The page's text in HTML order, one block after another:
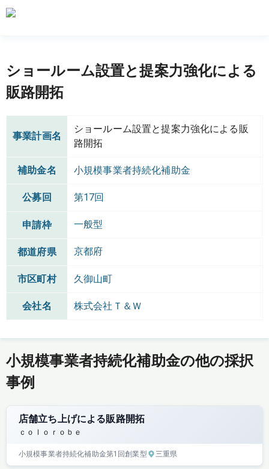
ショールーム設置と提案力強化による
販路開拓
事業計画名
ショールーム設置と提案力強化による販
路開拓
補助金名 小規模事業者持続化補助金
公募回 第17回
申請枠 一般型
都道府県 京都府
市区町村 久御山町
会社名 株式会社Ｔ＆Ｗ
小規模事業者持続化補助金の他の採択
事例
店舗立ち上げによる販路開拓
ｃｏｌｏｒｏｂｅ
小規模事業者持続化補助金第1回創業型 三重県